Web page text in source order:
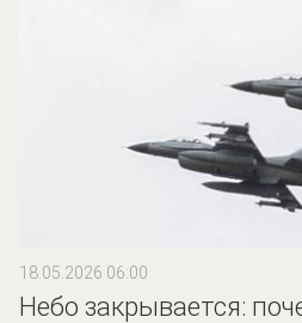
18.05.2026 06:00
Небо закрывается: